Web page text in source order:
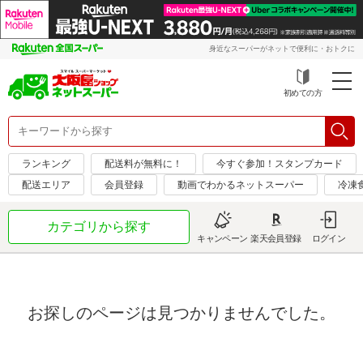
身近なスーパーがネットで便利に・おトクに
初めての方
ランキング 配送料が無料に！
今すぐ参加！スタンプカード
配送エリア
会員登録 動画でわかるネットスーパー 冷凍
カテゴリから探す
キャンペーン 楽天会員登録 ログイン
お探しのページは見つかりませんでした。